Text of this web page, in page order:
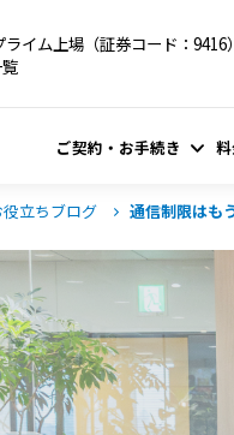
イム上場（証券コード：9416）
ご契約・お手続き
立ちブログ 通信制限はも